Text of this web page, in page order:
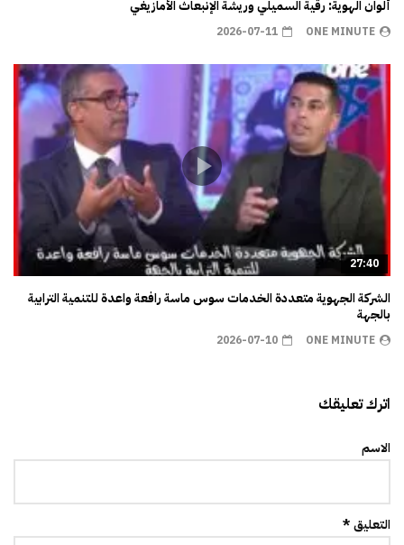
ألوان الهوية: رقية السميلي وريشة الإنبعاث الأمازيغي
ONE MINUTE
2026-07-11
27:40
الشركة الجهوية متعددة الخدمات سوس ماسة رافعة واعدة للتنمية الترابية
بالجهة
ONE MINUTE
2026-07-10
اترك تعليقك
الاسم
التعليق *